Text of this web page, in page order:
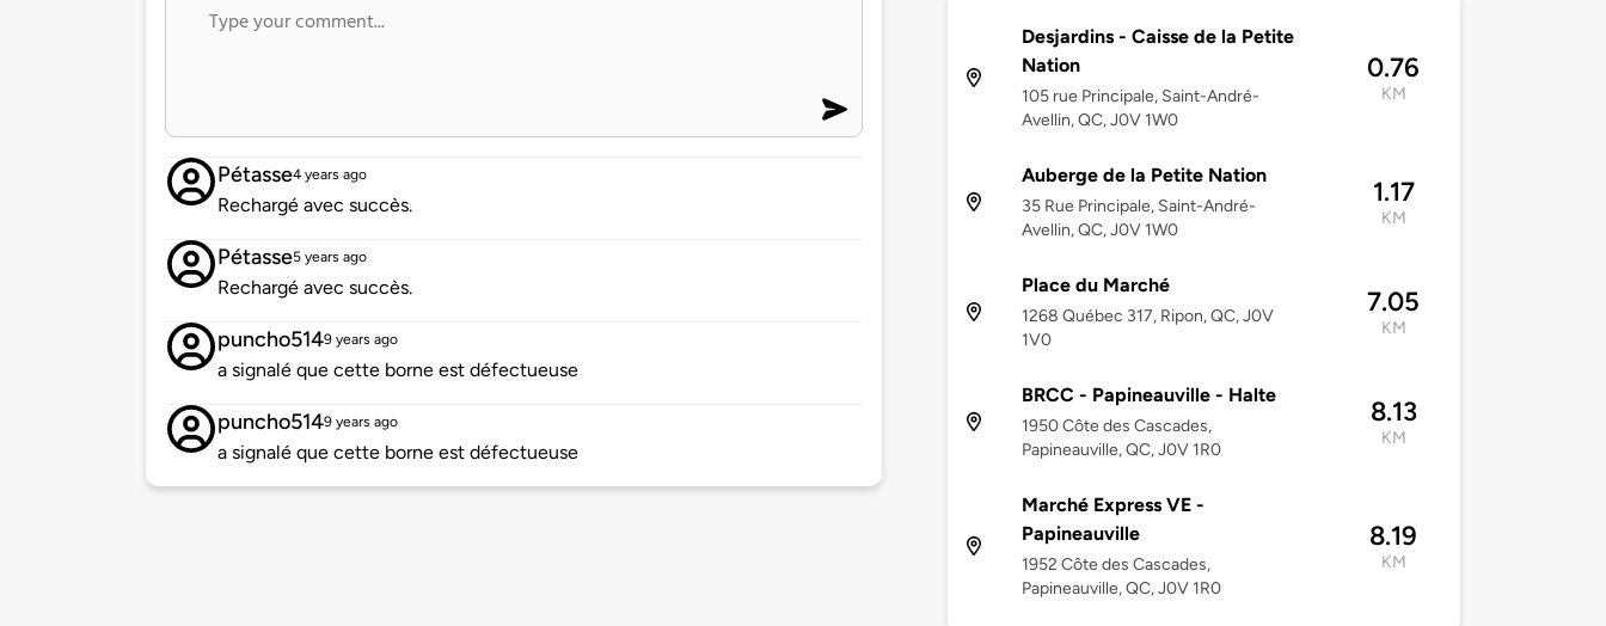
Pétasse4 years ago
Rechargé avec succès.
Pétasse5 years ago
Rechargé avec succès.
puncho5149 years ago
a signalé que cette borne est défectueuse
puncho5149 years ago
a signalé que cette borne est défectueuse
Desjardins - Caisse de la Petite
Nation
105 rue Principale, Saint-André-
Avellin, QC, J0V 1W0
0.76
KM
Auberge de la Petite Nation
35 Rue Principale, Saint-André-
Avellin, QC, J0V 1W0
1.17
KM
Place du Marché
1268 Québec 317, Ripon, QC, J0V
1V0
7.05
KM
BRCC - Papineauville - Halte
1950 Côte des Cascades,
Papineauville, QC, J0V 1R0
8.13
KM
Marché Express VE -
Papineauville
1952 Côte des Cascades,
Papineauville, QC, J0V 1R0
8.19
KM